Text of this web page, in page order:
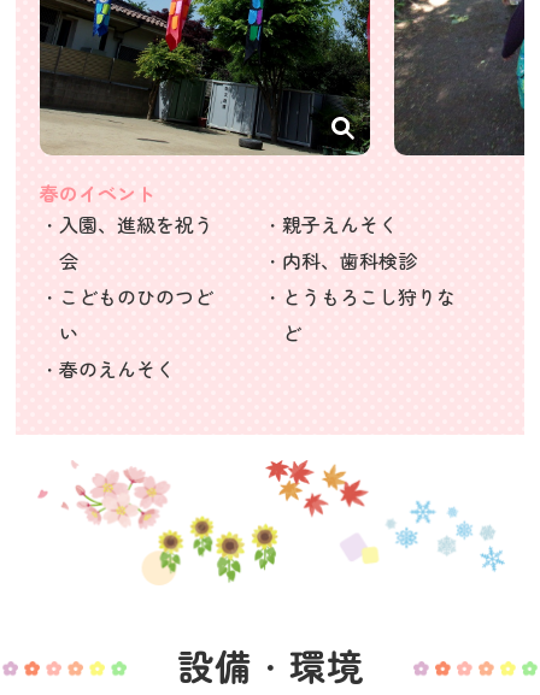
春のイベント
・入園、進級を祝う
会
・こどものひのつど
い
・春のえんそく
・親子えんそく
・内科、歯科検診
・とうもろこし狩りな
ど
設備・環境